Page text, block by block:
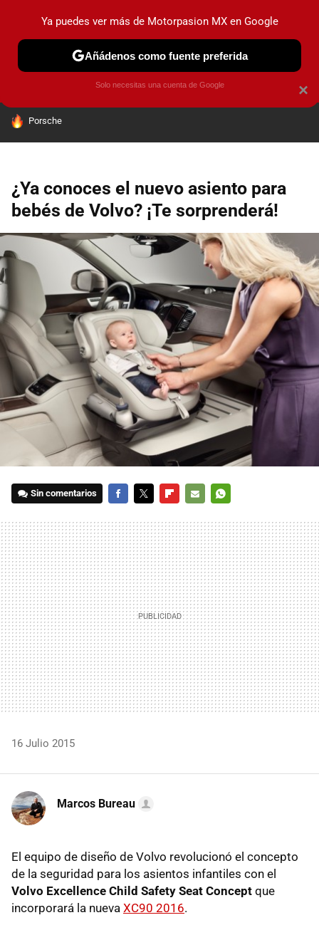
PRUEBAS INDUSTRIA HOY NO CIRCULA
HOY SE HABLA DE
Porsche
¿Ya conoces el nuevo asiento para
bebés de Volvo? ¡Te sorprenderá!
Sin comentarios
MAIL
16 Julio 2015
Marcos Bureau
El equipo de diseño de Volvo revolucionó el concepto
de la seguridad para los asientos infantiles con el
Volvo Excellence Child Safety Seat Concept que
incorporará la nueva XC90 2016.
×
Ya puedes ver más de Motorpasion MX en Google
Añádenos como fuente preferida
Solo necesitas una cuenta de Google